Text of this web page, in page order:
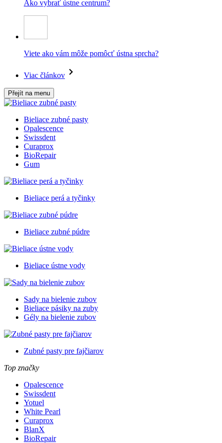
Ako vybrať ústne centrum?
Viete ako vám môže pomôcť ústna sprcha?
Viac článkov
Přejít na menu
Bieliace zubné pasty
Opalescence
Swissdent
Curaprox
BioRepair
Gum
Bieliace perá a tyčinky
Bieliace zubné púdre
Bieliace ústne vody
Sady na bielenie zubov
Bieliace pásiky na zuby
Gély na bielenie zubov
Zubné pasty pre fajčiarov
Top značky
Opalescence
Swissdent
Yotuel
White Pearl
Curaprox
BlanX
BioRepair